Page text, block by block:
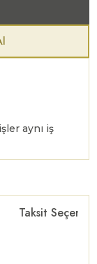
aynı iş
Taksit